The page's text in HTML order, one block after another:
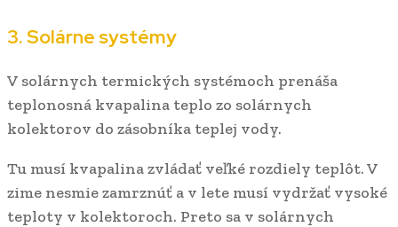
3. Solárne systémy
V solárnych termických systémoch prenáša
teplonosná kvapalina teplo zo solárnych
kolektorov do zásobníka teplej vody.
Tu musí kvapalina zvládať veľké rozdiely teplôt. V
zime nesmie zamrznúť a v lete musí vydržať vysoké
teploty v kolektoroch. Preto sa v solárnych